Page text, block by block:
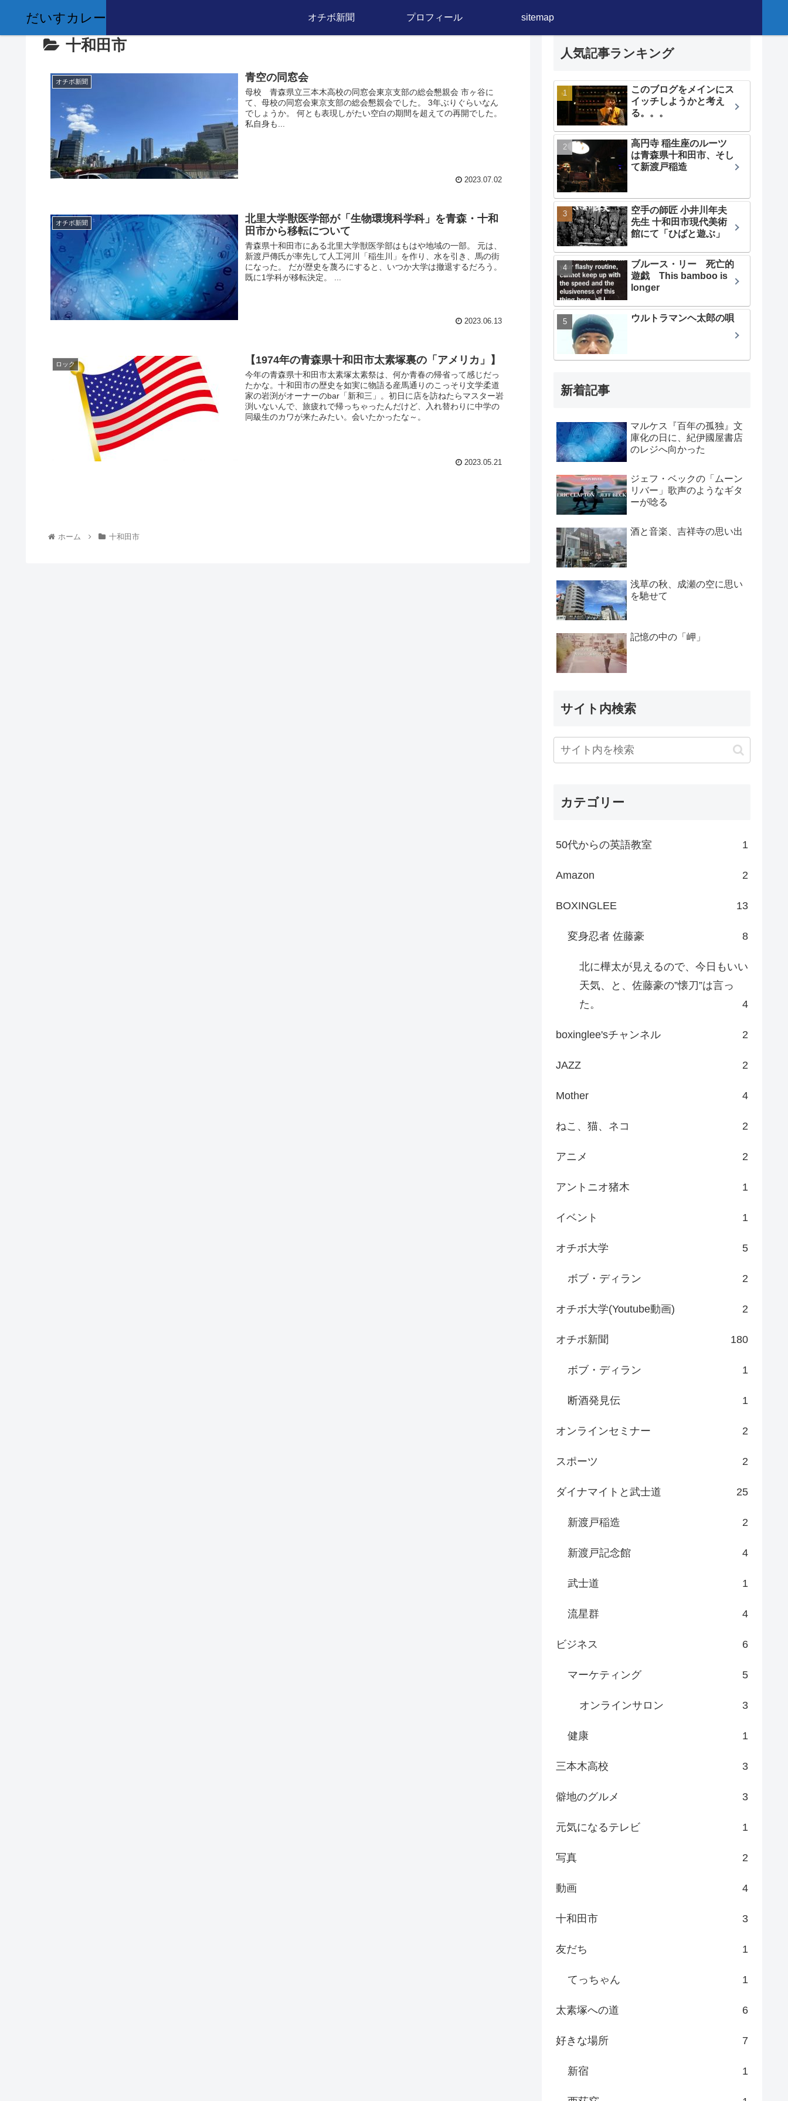
だいすカレー オチボ新聞 プロフィール sitemap
十和田市
オチボ新聞 青空の同窓会
母校 青森県立三本木高校の同窓会東京支部の総会懇親会 市ヶ谷に
て、母校の同窓会東京支部の総会懇親会でした。 3年ぶりぐらいなん
でしょうか。 何とも表現しがたい空白の期間を超えての再開でした。
私自身も...
2023.07.02
オチボ新聞
北里大学獣医学部が「生物環境科学科」を青森・十和
田市から移転について
青森県十和田市にある北里大学獣医学部はもはや地域の一部。 元は、
新渡戸傳氏が率先して人工河川「稲生川」を作り、水を引き、馬の街
になった。 だが歴史を蔑ろにすると、いつか大学は撤退するだろう。
既に1学科が移転決定。 ...
2023.06.13
ロック 【1974年の青森県十和田市太素塚裏の「アメリカ」】
今年の青森県十和田市太素塚太素祭は、何か青春の帰省って感じだっ
たかな。十和田市の歴史を如実に物語る産馬通りのこっそり文学柔道
家の岩渕がオーナーのbar「新和三」。初日に店を訪ねたらマスター岩
渕いないんで、旅疲れで帰っちゃったんだけど、入れ替わりに中学の
同級生のカワが来たみたい。会いたかったな～。
2023.05.21
ホーム 十和田市
人気記事ランキング
このブログをメインにス
イッチしようかと考え
る。。。
高円寺 稲生座のルーツ
は青森県十和田市、そし
て新渡戸稲造
空手の師匠 小井川年夫
先生 十和田市現代美術
館にて「ひばと遊ぶ」
ブルース・リー 死亡的
遊戯 This bamboo is
longer
ウルトラマンヘ太郎の唄
新着記事
マルケス『百年の孤独』文
庫化の日に、紀伊國屋書店
のレジへ向かった
ジェフ・ベックの「ムーン
リバー」歌声のようなギタ
ーが唸る
酒と音楽、吉祥寺の思い出
浅草の秋、成瀬の空に思い
を馳せて
記憶の中の「岬」
サイト内検索
カテゴリー
50代からの英語教室 1
Amazon 2
BOXINGLEE 13
変身忍者 佐藤豪 8
北に樺太が見えるので、今日もいい
天気、と、佐藤豪の”懐刀”は言っ
た。
4
boxinglee'sチャンネル 2
JAZZ 2
Mother 4
ねこ、猫、ネコ 2
アニメ 2
アントニオ猪木 1
イベント 1
オチボ大学 5
ボブ・ディラン 2
オチボ大学(Youtube動画) 2
オチボ新聞 180
ボブ・ディラン 1
断酒発見伝 1
オンラインセミナー 2
スポーツ 2
ダイナマイトと武士道 25
新渡戸稲造 2
新渡戸記念館 4
武士道 1
流星群 4
ビジネス 6
マーケティング 5
オンラインサロン 3
健康 1
三本木高校 3
僻地のグルメ 3
元気になるテレビ 1
写真 2
動画 4
十和田市 3
友だち 1
てっちゃん 1
太素塚への道 6
好きな場所 7
新宿 1